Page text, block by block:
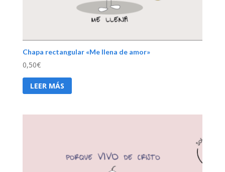
Chapa rectangular «Me llena de amor»
0,50€
LEER MÁS